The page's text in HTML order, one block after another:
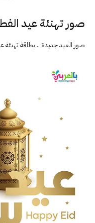
صور تهنئة عيد
صور العيد جديدة .. بطاقة تهنئة